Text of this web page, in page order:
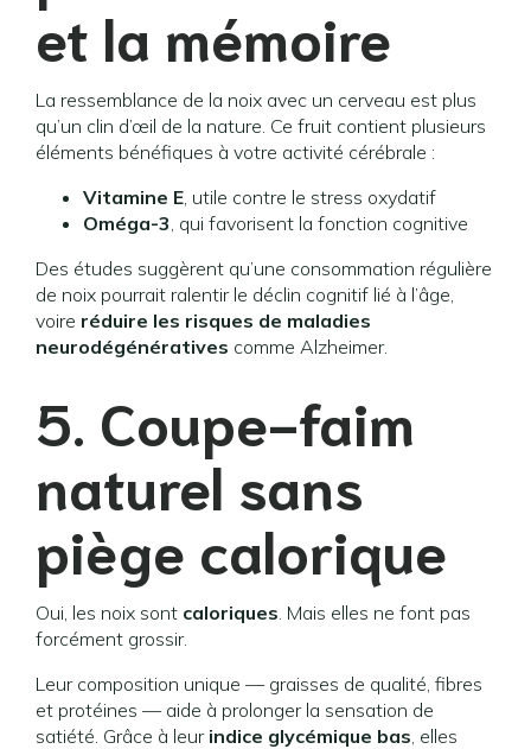
et la mémoire
La ressemblance de la noix avec un cerveau est plus
qu’un clin d’œil de la nature. Ce fruit contient plusieurs
éléments bénéfiques à votre activité cérébrale :
Vitamine E, utile contre le stress oxydatif
Oméga-3, qui favorisent la fonction cognitive
Des études suggèrent qu’une consommation régulière
de noix pourrait ralentir le déclin cognitif lié à l’âge,
voire réduire les risques de maladies
neurodégénératives comme Alzheimer.
5. Coupe-faim
naturel sans
piège calorique
Oui, les noix sont caloriques. Mais elles ne font pas
forcément grossir.
Leur composition unique — graisses de qualité, fibres
et protéines — aide à prolonger la sensation de
satiété. Grâce à leur indice glycémique bas, elles